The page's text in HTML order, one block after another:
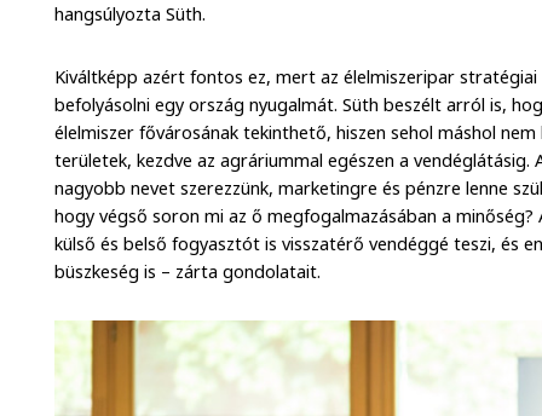
hangsúlyozta Süth.
Kiváltképp azért fontos ez, mert az élelmiszeripar
befolyásolni egy ország nyugalmát. Süth beszélt arról is,
élelmiszer fővárosának tekinthető, hiszen sehol máshol
területek, kezdve az agráriummal egészen a vendéglátásig.
nagyobb nevet szerezzünk, marketingre és pénzre lenne
hogy végső soron mi az ő megfogalmazásában a
külső és belső fogyasztót is visszatérő vendéggé teszi, és
büszkeség is – zárta gondolatait.